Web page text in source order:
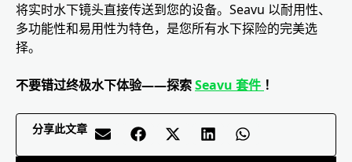
将实时水下镜头直接传送到您的设备。Seavu 以耐用性、
多功能性和易用性为特色，是您所有水下探险的完美选
择。
不要错过终极水下体验——探索Seavu 套件 ！
分享此文章